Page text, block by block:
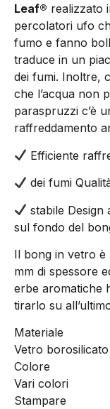
Leaf® realizzato
percolatori ufo
fumo e fanno
traduce in un
dei fumi. Inoltre,
che l’acqua non
paraspruzzi c’è
raffreddamento
Efficiente
dei fumi
stabile Design
sul fondo del
Il bong in vetro
mm di spessore
erbe aromatiche
tirarlo su
Materiale
Vetro borosilicato
Colore
Vari colori
Stampare